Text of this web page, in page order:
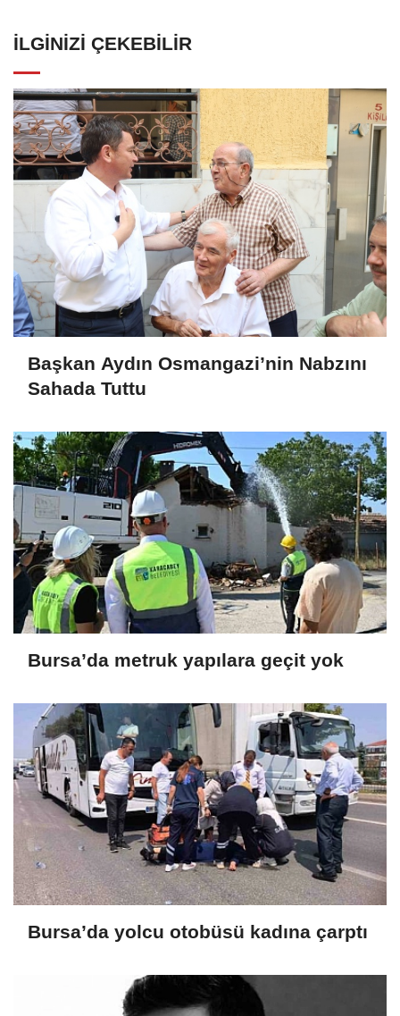
İLGINIZI ÇEKEBILIR
Başkan Aydın Osmangazi’nin Nabzını
Sahada Tuttu
Bursa’da metruk yapılara geçit yok
Bursa’da yolcu otobüsü kadına çarptı